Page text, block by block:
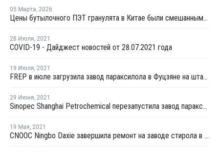
05 Марта, 2026
Цены бутылочного ПЭТ гранулята в Китае были смешанными в феврале
28 Июля, 2021
COVID-19 - Дайджест новостей от 28.07.2021 года
19 Июля, 2021
FREP в июле загрузила завод параксилола в Фуцзяне на штатном уровне
29 Июня, 2021
Sinopec Shanghai Petrochemical перезапустила завод параксилола № 1 после планового ремонта
19 Мая, 2021
CNOOC Ningbo Daxie завершила ремонт на заводе стирола в Нинбо